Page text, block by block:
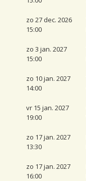
zo 27 dec. 2026
15:00
zo 3 jan. 2027
15:00
zo 10 jan. 2027
14:00
vr 15 jan. 2027
19:00
zo 17 jan. 2027
13:30
zo 17 jan. 2027
16:00